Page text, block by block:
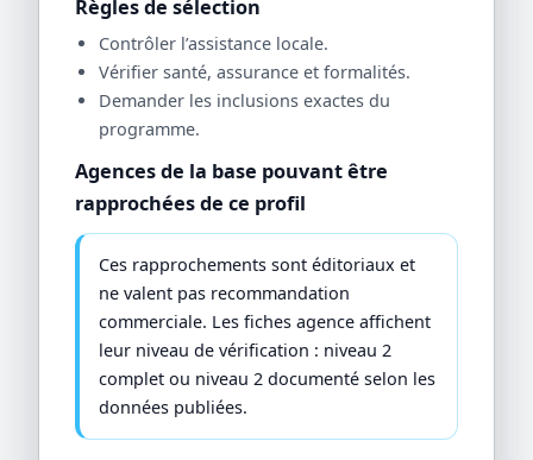
Règles de sélection
Contrôler l’assistance locale.
Vérifier santé, assurance et formalités.
Demander les inclusions exactes du
programme.
Agences de la base pouvant être
rapprochées de ce profil
Ces rapprochements sont éditoriaux et
ne valent pas recommandation
commerciale. Les fiches agence affichent
leur niveau de vérification : niveau 2
complet ou niveau 2 documenté selon les
données publiées.